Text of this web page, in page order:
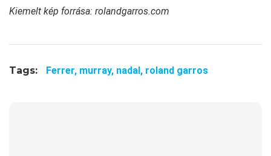
Kiemelt kép forrása: rolandgarros.com
Tags: Ferrer, murray, nadal, roland garros